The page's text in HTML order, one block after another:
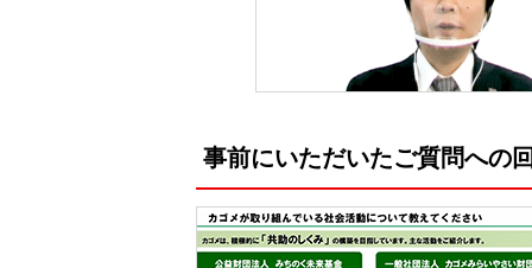
事前にいただいたご質問への